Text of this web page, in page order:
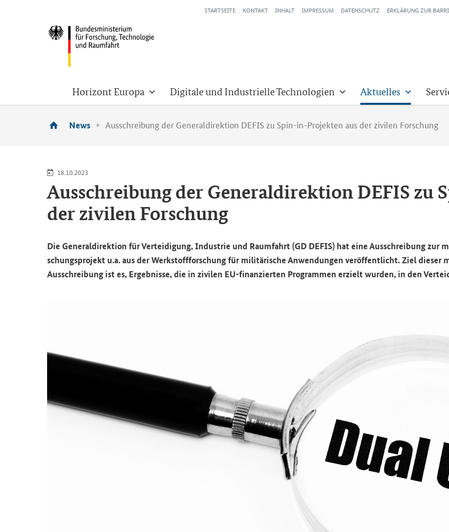
STARTSEITE KONTAKT INHALT IMPRESSUM DATENSCHUTZ ERKLÄRUNG ZUR
Horizont Europa Digitale und Industrielle Technologien Aktuelles
News Ausschreibung der Generaldirektion DEFIS zu Spin-in-Projekten aus der zivilen Forschung
18.10.2023
Aus­schrei­bung der Ge­ne­ral­di­rek­ti­on DEFIS zu
der zi­vi­len For­schung
Die Ge­ne­ral­di­rek­ti­on für Ver­tei­di­gung, In­dus­trie und Raum­fahrt (GD DEFIS) hat eine Aus­schrei­bung zur
schungs­pro­jekt u.a. aus der Werk­stoff­for­schung für mi­li­tä­ri­sche An­wen­dun­gen ver­öf­fent­licht. Ziel die­ser
Aus­schrei­bung ist es, Er­geb­nis­se, die in zi­vi­len EU-​finanzierten Pro­gram­men er­zielt wur­den, in den